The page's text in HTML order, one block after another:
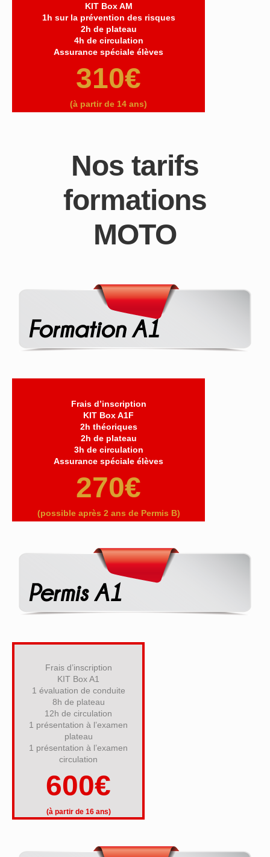
KIT Box AM
1h sur la prévention des risques
2h de plateau
4h de circulation
Assurance spéciale élèves
310€
(à partir de 14 ans)
Nos tarifs
formations
MOTO
Frais d’inscription
KIT Box A1F
2h théoriques
2h de plateau
3h de circulation
Assurance spéciale élèves
270€
(possible après 2 ans de Permis B)
Frais d’inscription
KIT Box A1
1 évaluation de conduite
8h de plateau
12h de circulation
1 présentation à l’examen
plateau
1 présentation à l’examen
circulation
600€
(à partir de 16 ans)